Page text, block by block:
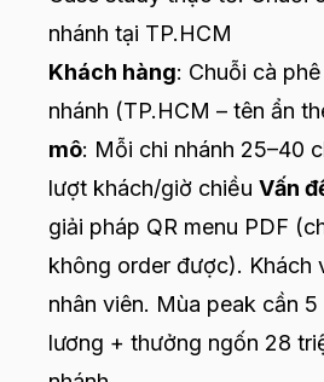
nhánh tại TP.HCM
Khách hàng: Chuỗi cà
nhánh (TP.HCM – tên ẩn
mô: Mỗi chi nhánh 25–40
lượt khách/giờ chiều Vấn
giải pháp QR menu PDF
không order được). Khách
nhân viên. Mùa peak cần
lương + thưởng ngốn 28